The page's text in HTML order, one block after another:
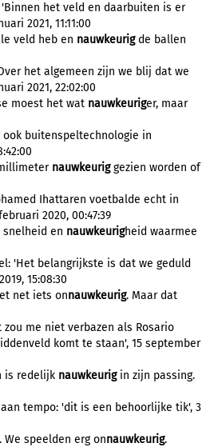
het veld en daarbuiten is er
2021, 11:11:00
veld heb en nauwkeurigde ballen
het algemeen zijn we blij dat we
2021, 22:02:00
moest het wat nauwkeuriger, maar
ook buitenspeltechnologie in
nauwkeuriggezien worden of
Ihattaren voetbalde echt in
2020, 00:47:39
snelheid en nauwkeurigheid waarmee
'Het belangrijkste is dat we geduld
15:08:30
net iets onnauwkeurig. Maar dat
zou me niet verbazen als Rosario
komt te staan', 15 september
is redelijk nauwkeurigin zijn passing.
tempo: 'dit is een behoorlijke tik', 3
speelden erg onnauwkeurig.